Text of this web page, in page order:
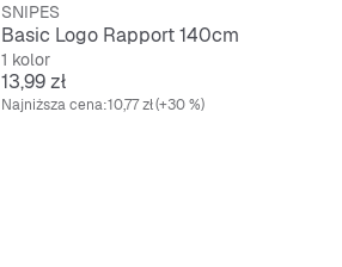
SNIPES
Basic Logo Rapport 140cm
1 kolor
Cena
13,99 zł
Najniższa cena:10,77 zł(+30 %)